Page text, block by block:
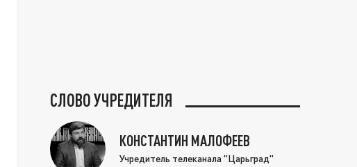
СЛОВО УЧРЕДИТЕЛЯ
КОНСТАНТИН МАЛОФЕЕВ
Учредитель телеканала "Царьград"